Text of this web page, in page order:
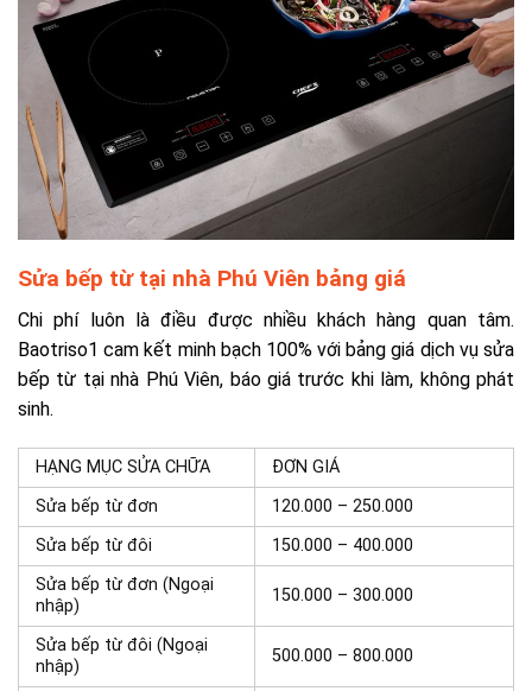
Sửa bếp từ tại nhà Phú Viên bảng giá
Chi phí luôn là điều được nhiều khách hàng quan tâm.
Baotriso1 cam kết minh bạch 100% với bảng giá dịch vụ sửa
bếp từ tại nhà Phú Viên, báo giá trước khi làm, không phát
sinh.
HẠNG MỤC SỬA CHỮA
ĐƠN GIÁ
Sửa bếp từ đơn
120.000 – 250.000
Sửa bếp từ đôi
150.000 – 400.000
Sửa bếp từ đơn (Ngoại
nhập)
150.000 – 300.000
Sửa bếp từ đôi (Ngoại
nhập)
500.000 – 800.000